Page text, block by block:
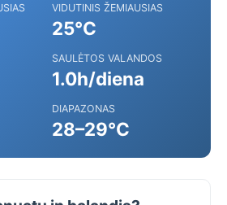
VIDUTINIS ŽEMIAUSIAS
25°C
SAULĖTOS VALANDOS
1.0h/diena
DIAPAZONAS
28–29°C